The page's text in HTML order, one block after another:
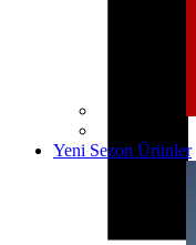
Yeni Sezon Ürünler